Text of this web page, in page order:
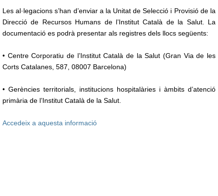
Les al·legacions s’han d’enviar a la Unitat de Selecció i Provisió de la
Direcció de Recursos Humans de l’Institut Català de la Salut. La
documentació es podrà presentar als registres dels llocs següents:
• Centre Corporatiu de l’Institut Català de la Salut (Gran Via de les
Corts Catalanes, 587, 08007 Barcelona)
• Gerències territorials, institucions hospitalàries i àmbits d’atenció
primària de l’Institut Català de la Salut.
Accedeix a aquesta informació